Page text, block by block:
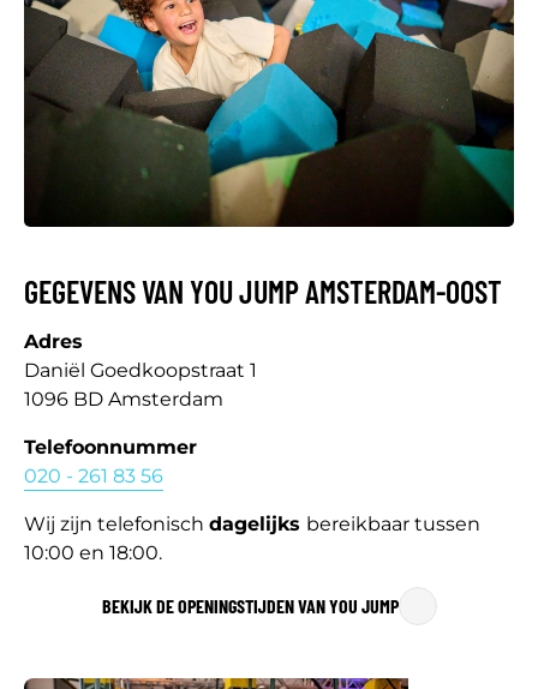
GEGEVENS VAN YOU JUMP AMSTERDAM-OOST
Adres
Daniël Goedkoopstraat 1
1096 BD Amsterdam
Telefoonnummer
020 - 261 83 56
Wij zijn telefonisch dagelijks bereikbaar tussen
10:00 en 18:00.
BEKIJK DE OPENINGSTIJDEN VAN YOU JUMP